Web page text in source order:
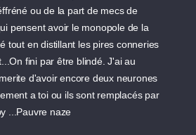
ou de la part de mecs de
pensent avoir le monopole de la
tout en distillant les pires conneries
fini par être blindé. J'ai au
d'avoir encore deux neurones
a toi ou ils sont remplacés par
...Pauvre naze